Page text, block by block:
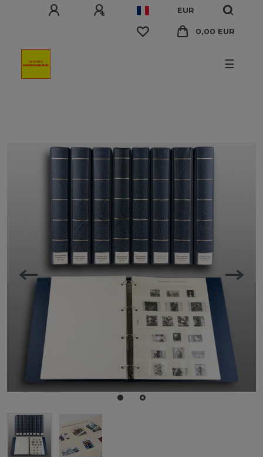
EUR
0,00 EUR
☰